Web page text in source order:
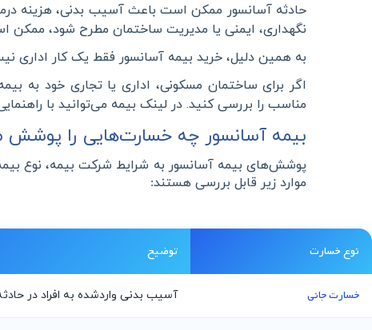
حادثه آسانسور ممکن است باعث آسیب بدنی، هزینه
نگهداری، ایمنی یا مدیریت ساختمان مطرح شود، ممکن
به همین دلیل، خرید بیمه آسانسور فقط یک کار
اگر برای ساختمان مسکونی، اداری یا تجاری خود به
مناسب را بررسی کنید. در لینک بیمه می‌توانید با
بیمه آسانسور چه خسارت‌هایی را پوشش
پوشش‌های بیمه آسانسور به شرایط شرکت بیمه، نوع
موارد زیر قابل بررسی هستند:
نوع خسارت توضیح
خسارت جانی آسیب بدنی واردشده به افراد در